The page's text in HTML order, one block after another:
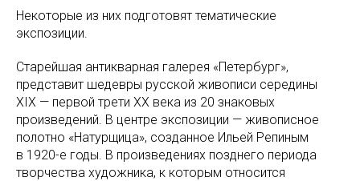
Некоторые из них подготовят тематические
экспозиции.
Старейшая антикварная галерея «Петербург»,
представит шедевры русской живописи середины
XIX — первой трети XX века из 20 знаковых
произведений. В центре экспозиции — живописное
полотно «Натурщица», созданное Ильей Репиным
в 1920-е годы. В произведениях позднего периода
творчества художника, к которым относится